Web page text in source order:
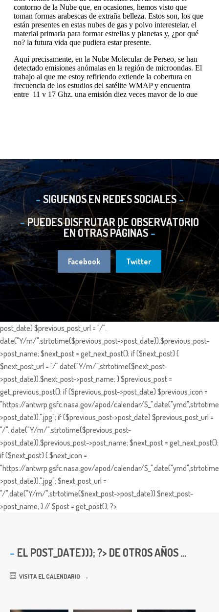
SIGUENOS EN REDES SOCIALES
PUEDES DISFRUTAR DE OBSERVATORIO
EN OTRAS PÁGINAS
Facebook Twitter
post_date) $previous_post_url = "/".
date("Y/m/",strtotime($previous_post->post_date)).$previous_post-
>post_name; $next_post = get_next_post(); if ($next_post) {
$next_post_url = "/".date("Y/m/",strtotime($next_post-
>post_date)).$next_post->post_name; } $previous_post =
get_previous_post(); if ($previous_post->post_date) $previous_icon =
"https://antwrp.gsfc.nasa.gov/apod/calendar/
>post_date)).".jpg"; if ($previous_post->post_date) $previous_post_url =
"/". date("Y/m/",strtotime($previous_post-
>post_date)).$previous_post->post_name; $next_post = get_next_post();
if ($next_post) { $next_icon =
"https://antwrp.gsfc.nasa.gov/apod/calendar/
>post_date)).".jpg"; $next_post_url =
"/".date("Y/m/",strtotime($next_post->post_date)).$next_post-
>post_name; } // $post = get_post(); ?>
EL POST_DATE))); ?> DE OTROS AÑOS ...
VISITA EL CALENDARIO